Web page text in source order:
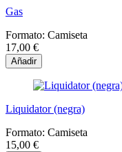
Gas
Formato: Camiseta
17,00 €
Añadir
Liquidator (negra)
Formato: Camiseta
15,00 €